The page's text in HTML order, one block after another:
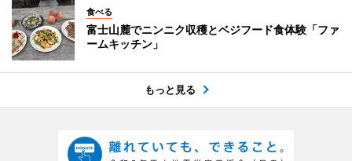
食べる
富士山麓でニンニク収穫とベジフード食体験「ファ
ームキッチン」
もっと見る